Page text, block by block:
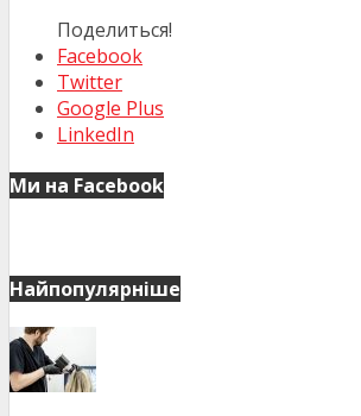
Поделиться!
Facebook
Twitter
Google Plus
LinkedIn
Ми на Facebook
Найпопулярніше